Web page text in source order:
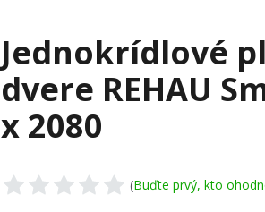
Jednokrídlové
dvere REHAU
x 2080
(Buďte prvý, kto